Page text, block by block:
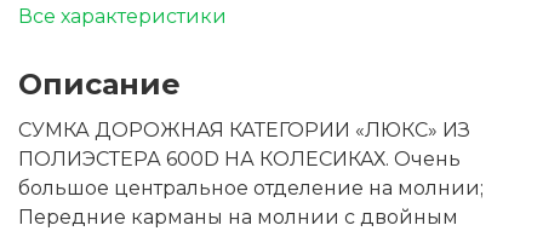
Все характеристики
Описание
СУМКА ДОРОЖНАЯ КАТЕГОРИИ «ЛЮКС» ИЗ
ПОЛИЭСТЕРА 600D НА КОЛЕСИКАХ. Очень
большое центральное отделение на молнии;
Передние карманы на молнии с двойным